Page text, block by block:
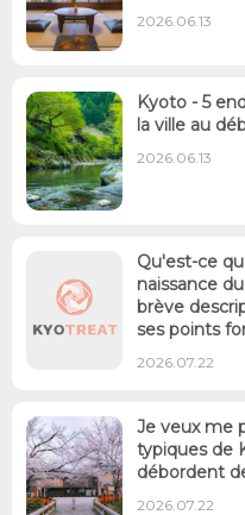
2026.06.13
Kyoto - 5
la ville au
2026.06.13
Qu'est-ce
naissance
brève
ses points
2026.07.22
Je veux me
typiques de
débordent
2026.07.22